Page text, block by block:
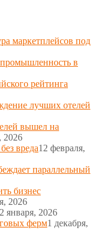
маркетплейсов под
в
рейтинга
лучших отелей
вышел на
2026
вреда12 февраля,
параллельный
бизнес
2026
января, 2026
ферм1 декабря,